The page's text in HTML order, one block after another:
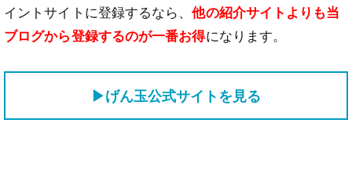
イントサイトに登録するなら、他の紹介サイトよりも当
ブログから登録するのが一番お得になります。
▶げん玉公式サイトを見る